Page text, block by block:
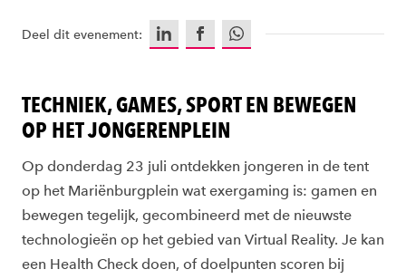
Deel dit evenement: LinkedInFacebookWhatsApp
TECHNIEK, GAMES, SPORT EN BEWEGEN
OP HET JONGERENPLEIN
Op donderdag 23 juli ontdekken jongeren in de tent
op het Mariënburgplein wat exergaming is: gamen en
bewegen tegelijk, gecombineerd met de nieuwste
technologieën op het gebied van Virtual Reality. Je kan
een Health Check doen, of doelpunten scoren bij